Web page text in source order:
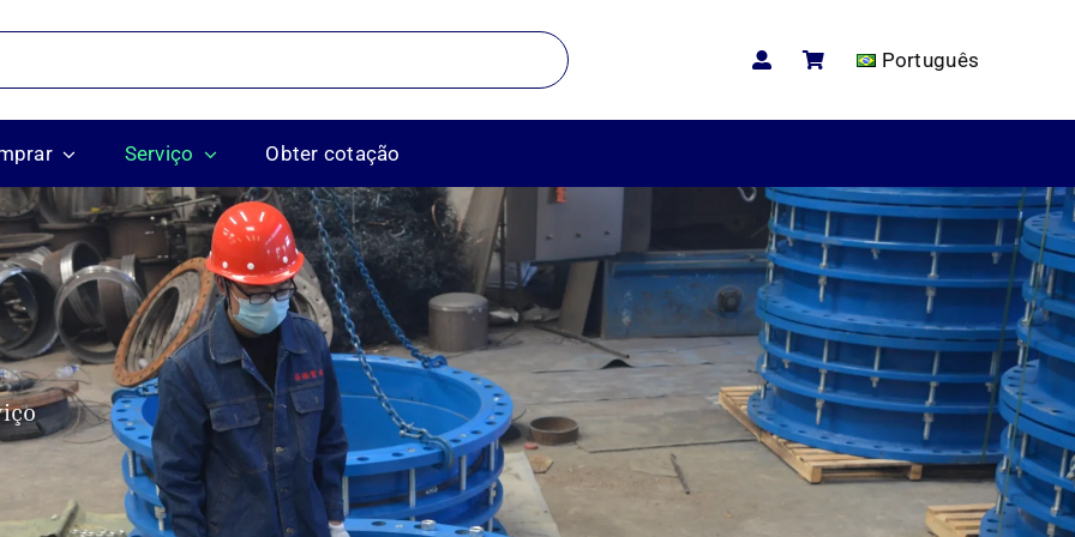
Português
Serviço Obter cotação